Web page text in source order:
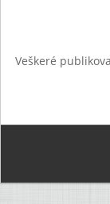
Veškeré